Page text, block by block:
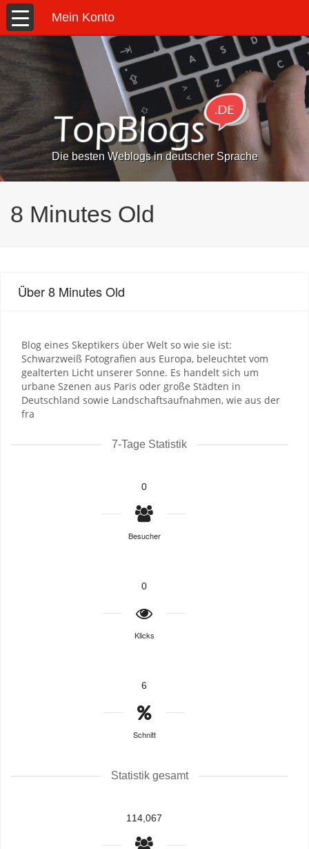
Mein Konto
Die besten Weblogs in deutscher Sprache
8 Minutes Old
Über 8 Minutes Old
Blog eines Skeptikers über Welt so wie sie ist:
Schwarzweiß Fotografien aus Europa, beleuchtet vom
gealterten Licht unserer Sonne. Es handelt sich um
urbane Szenen aus Paris oder große Städten in
Deutschland sowie Landschaftsaufnahmen, wie aus der
fra
7-Tage Statistik
0
Besucher
0
Klicks
6
Schnitt
Statistik gesamt
114,067